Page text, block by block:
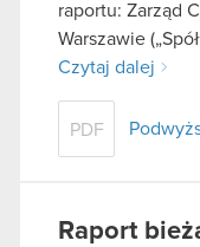
raportu: Zarząd
Warszawie
Czytaj dalej
PDF
Raport